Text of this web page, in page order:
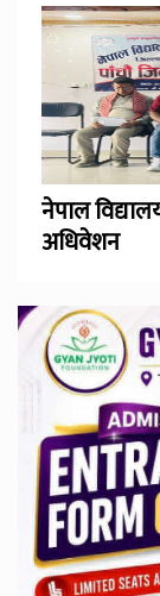
नेपाल
अधिवेशन